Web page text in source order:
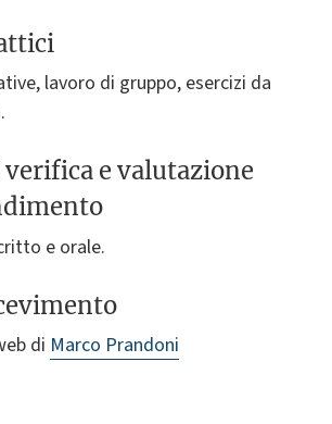
lavoro di gruppo, esercizi da
e valutazione
e orale.
di Marco Prandoni